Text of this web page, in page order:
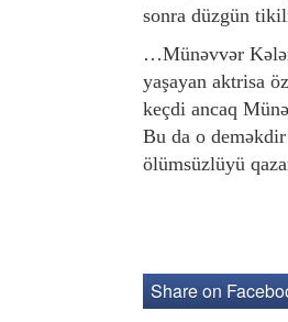
sonra düzgün
…Münəvvər
yaşayan aktrisa
keçdi ancaq
Bu da o
ölümsüzlüyü
Share on